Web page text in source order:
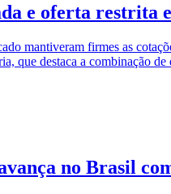
e oferta restrita
mantiveram firmes as
que destaca a combinação
no Brasil